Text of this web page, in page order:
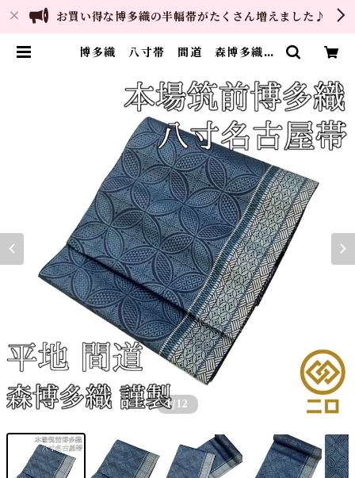
お買い得な博多織の半幅帯がたくさん増えました♪
博多織 八寸帯 間道 森博多織
| ご縁や 着物・帯・和装小物 呉
服問屋 直販サイト
1/12